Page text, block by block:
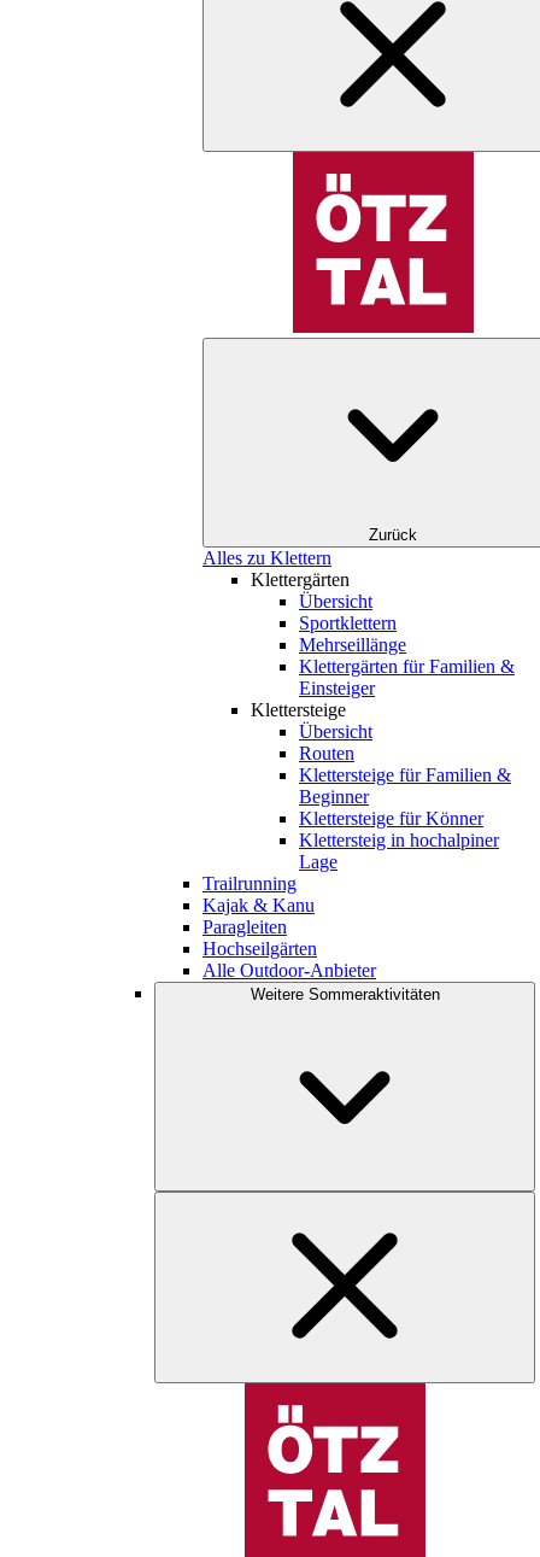
Zurück
Alles zu Klettern
Klettergärten
Übersicht
Sportklettern
Mehrseillänge
Klettergärten für Familien &
Einsteiger
Klettersteige
Übersicht
Routen
Klettersteige für Familien &
Beginner
Klettersteige für Könner
Klettersteig in hochalpiner
Lage
Trailrunning
Kajak & Kanu
Paragleiten
Hochseilgärten
Alle Outdoor-Anbieter
Weitere Sommeraktivitäten